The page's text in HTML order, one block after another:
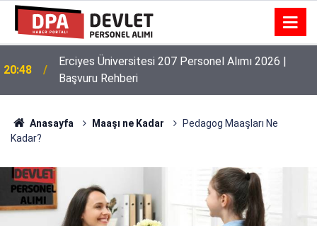
20:48
Erciyes Üniversitesi 207 Personel Alımı 2026 |
Başvuru Rehberi
Anasayfa Maaşı ne Kadar
Pedagog Maaşları Ne
Kadar?